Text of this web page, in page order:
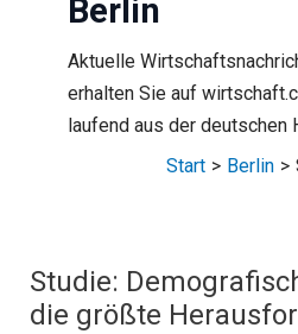
Berlin
Aktuelle
erhalten Sie auf
laufend aus der deutschen
Start
Berlin
Studie:
die größte